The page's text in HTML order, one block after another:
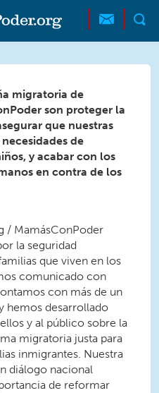
migratoria de
son proteger la
que nuestras
de
y acabar con los
en contra de los
/ MamásConPoder
la seguridad
que viven en los
comunicado con
con más de un
hemos desarrollado
y al público sobre la
migratoria justa para
inmigrantes. Nuestra
diálogo nacional
de reformar